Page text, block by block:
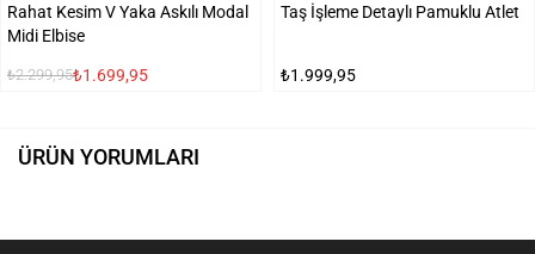
Rahat Kesim V Yaka Askılı Modal
Midi Elbise
₺2.299,95₺1.699,95
Taş İşleme Detaylı Pamuklu Atlet
₺1.999,95
ÜRÜN YORUMLARI